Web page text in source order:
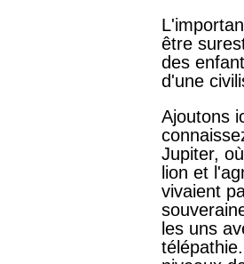
être
des
d'une
Ajoutons
Jupiter,
lion et
vivaient
les uns